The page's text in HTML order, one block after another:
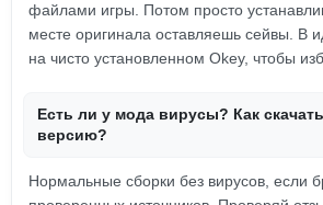
файлами игры. Потом просто
месте оригинала оставляешь сейвы. В
на чисто установленном Okey, чтобы
Есть ли у мода вирусы? Как
версию?
Нормальные сборки без вирусов, если